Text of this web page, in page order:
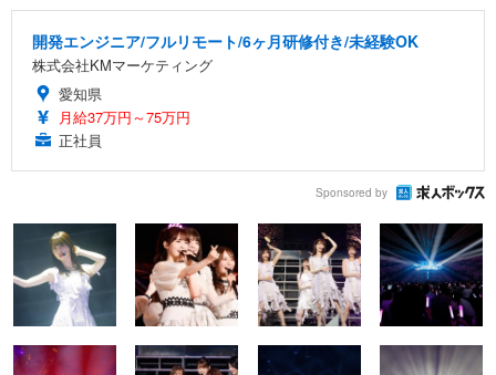
開発エンジニア/フルリモート/6ヶ月研修付き/未経験OK
株式会社KMマーケティング
愛知県
月給37万円～75万円
正社員
Sponsored by